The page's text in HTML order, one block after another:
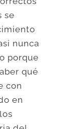
se
nunca
porque
qué
con
en